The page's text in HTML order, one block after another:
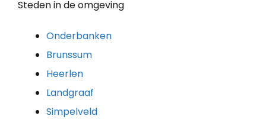
Steden in de omgeving
Onderbanken
Brunssum
Heerlen
Landgraaf
Simpelveld